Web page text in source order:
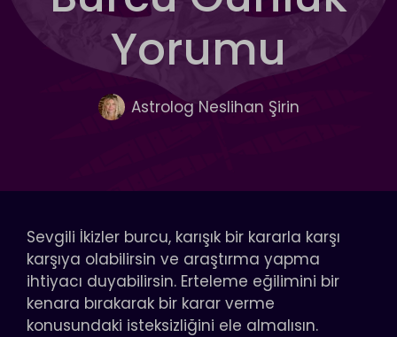
Yorumu
Astrolog Neslihan Şirin
Sevgili İkizler burcu, karışık bir kararla karşı
karşıya olabilirsin ve araştırma yapma
ihtiyacı duyabilirsin. Erteleme eğilimini bir
kenara bırakarak bir karar verme
konusundaki isteksizliğini ele almalısın.